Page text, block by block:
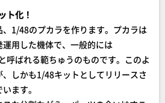
ト化！
1/48のプカラを作ります。プカラは
用した機体で、一般的には
呼ばれる範ちゅうのものです。このよ
しかも1/48キットとしてリリースさ
ます。